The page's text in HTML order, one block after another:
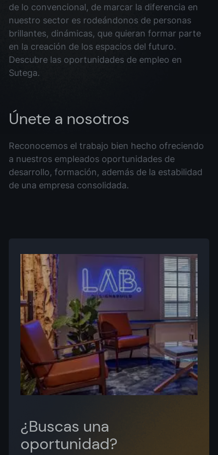
de lo convencional, de marcar la diferencia en
nuestro sector es rodeándonos de personas
brillantes, dinámicas, que quieran formar parte
en la creación de los espacios del futuro.
Descubre las oportunidades de empleo en
Sutega.
Únete a nosotros
Reconocemos el trabajo bien hecho ofreciendo
a nuestros empleados oportunidades de
desarrollo, formación, además de la estabilidad
de una empresa consolidada.
¿Buscas una
oportunidad?